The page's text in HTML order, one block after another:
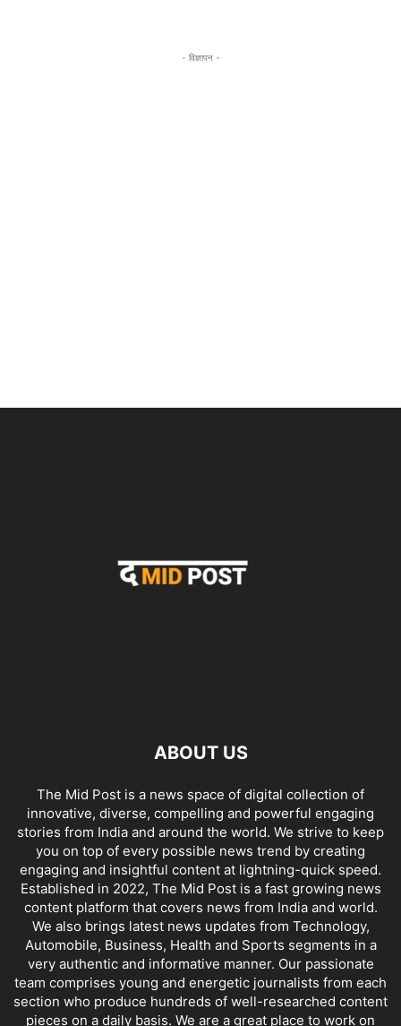
- विज्ञापन -
ABOUT US
The Mid Post is a news space of digital collection of
innovative, diverse, compelling and powerful engaging
stories from India and around the world. We strive to keep
you on top of every possible news trend by creating
engaging and insightful content at lightning-quick speed.
Established in 2022, The Mid Post is a fast growing news
content platform that covers news from India and world.
We also brings latest news updates from Technology,
Automobile, Business, Health and Sports segments in a
very authentic and informative manner. Our passionate
team comprises young and energetic journalists from each
section who produce hundreds of well-researched content
pieces on a daily basis. We are a great place to work on